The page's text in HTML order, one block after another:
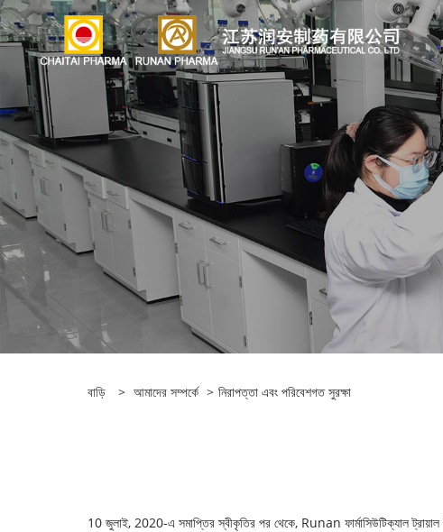
বাড়ি > আমাদের সম্পর্কে > নিরাপত্তা এবং পরিবেশগত সুরক্ষা
10 জুলাই, 2020-এ সমাপ্তির স্বীকৃতির পর থেকে, Runan ফার্মাসিউটিক্যাল